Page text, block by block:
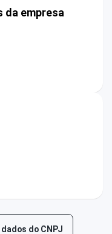
da empresa
do CNPJ